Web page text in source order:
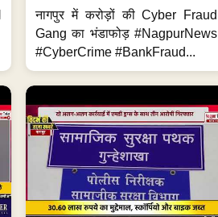
नागपुर में करोड़ों की Cyber Fraud
Gang का भंडाफोड़ #NagpurNews
#CyberCrime #BankFraud...